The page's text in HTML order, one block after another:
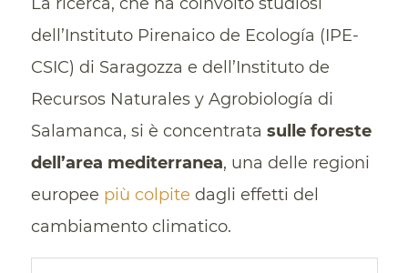
dell’Instituto Pirenaico de Ecología (IPE-
CSIC) di Saragozza e dell’Instituto de
Recursos Naturales y Agrobiología di
Salamanca, si è concentrata sulle foreste
dell’area mediterranea, una delle regioni
europee più colpite dagli effetti del
cambiamento climatico.